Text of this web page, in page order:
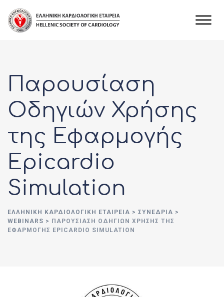
content
Παρουσίαση
Οδηγιών Χρήσης
της Εφαρμογής
Epicardio
Simulation
ΕΛΛΗΝΙΚΉ ΚΑΡΔΙΟΛΟΓΙΚΉ ΕΤΑΙΡΕΊΑ > ΣΥΝΈΔΡΙΑ >
WEBINARS > ΠΑΡΟΥΣΊΑΣΗ ΟΔΗΓΙΏΝ ΧΡΉΣΗΣ ΤΗΣ
ΕΦΑΡΜΟΓΉΣ EPICARDIO SIMULATION